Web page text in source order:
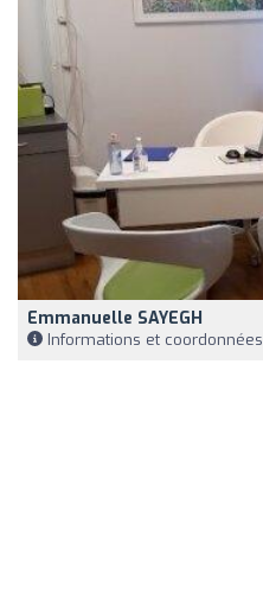
Emmanuelle SAYEGH
Informations et coordonnées